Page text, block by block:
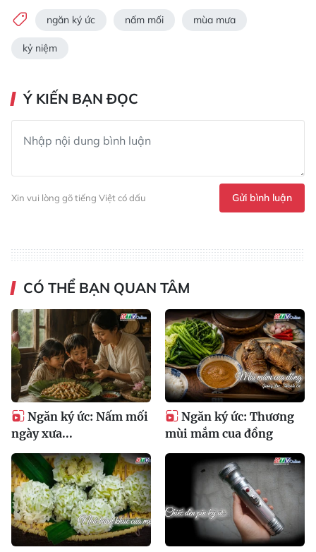
ngăn ký ức nấm mối mùa mưa
kỷ niệm
Ý KIẾN BẠN ĐỌC
Xin vui lòng gõ tiếng Việt có dấu Gửi bình luận
CÓ THỂ BẠN QUAN TÂM
Ngăn ký ức: Nấm mối
ngày xưa...
Ngăn ký ức: Thương
mùi mắm cua đồng